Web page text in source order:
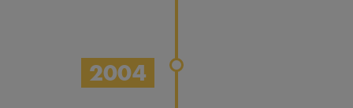
2004